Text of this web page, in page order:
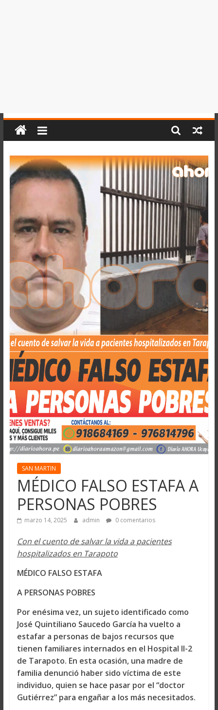
SAN MARTIN
MÉDICO FALSO ESTAFA A
PERSONAS POBRES
marzo 14, 2025 admin 0 comentarios
Con el cuento de salvar la vida a pacientes
hospitalizados en Tarapoto
MÉDICO FALSO ESTAFA
A PERSONAS POBRES
Por enésima vez, un sujeto identificado como
José Quintiliano Saucedo García ha vuelto a
estafar a personas de bajos recursos que
tienen familiares internados en el Hospital II-2
de Tarapoto. En esta ocasión, una madre de
familia denunció haber sido víctima de este
individuo, quien se hace pasar por el “doctor
Gutiérrez” para engañar a los más necesitados.